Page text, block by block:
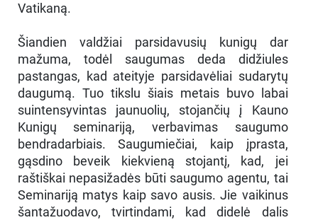
Vatikaną.
Šiandien valdžiai parsidavusių kunigų dar
mažuma, todėl saugumas deda didžiules
pastangas, kad ateityje parsidavėliai sudarytų
daugumą. Tuo tikslu šiais metais buvo labai
suintensyvintas jaunuolių, stojančių į Kauno
Kunigų seminariją, verbavimas saugumo
bendradarbiais. Saugumiečiai, kaip įprasta,
gąsdino beveik kiekvieną stojantį, kad, jei
raštiškai nepasižadės būti saugumo agentu, tai
Seminariją matys kaip savo ausis. Jie vaikinus
šantažuodavo, tvirtindami, kad didelė dalis